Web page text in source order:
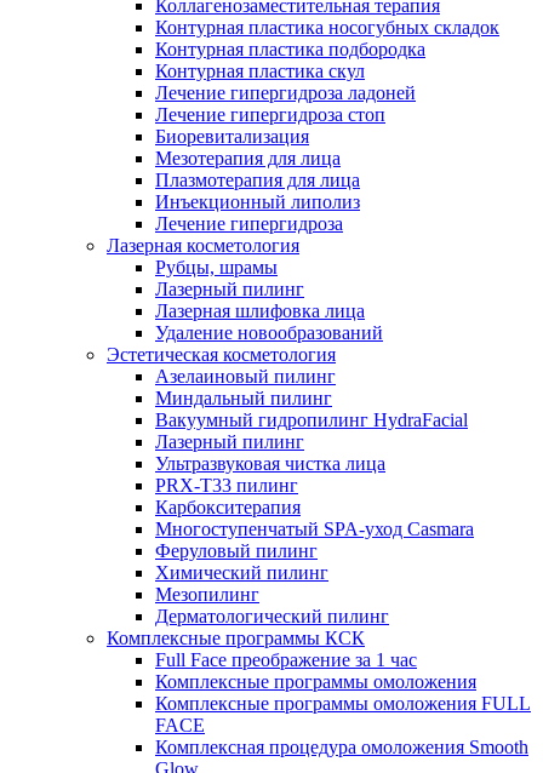
Коллагенозаместительная терапия
Контурная пластика носогубных складок
Контурная пластика подбородка
Контурная пластика скул
Лечение гипергидроза ладоней
Лечение гипергидроза стоп
Биоревитализация
Мезотерапия для лица
Плазмотерапия для лица
Инъекционный липолиз
Лечение гипергидроза
Лазерная косметология
Рубцы, шрамы
Лазерный пилинг
Лазерная шлифовка лица
Удаление новообразований
Эстетическая косметология
Азелаиновый пилинг
Миндальный пилинг
Вакуумный гидропилинг HydraFacial
Лазерный пилинг
Ультразвуковая чистка лица
PRX-T33 пилинг
Карбокситерапия
Многоступенчатый SPA-уход Сasmara
Феруловый пилинг
Химический пилинг
Мезопилинг
Дерматологический пилинг
Комплексные программы КСК
Full Face преображение за 1 час
Комплексные программы омоложения
Комплексные программы омоложения FULL
FACE
Комплексная процедура омоложения Smooth